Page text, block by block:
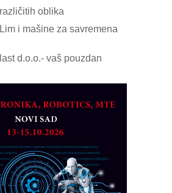
oblika
i mašine za savremena
d.o.o.- vaš pouzdan
pravca MINI-
standard metrologije
Srbiji
– NEXT-Robotika vođena
inteligencijom